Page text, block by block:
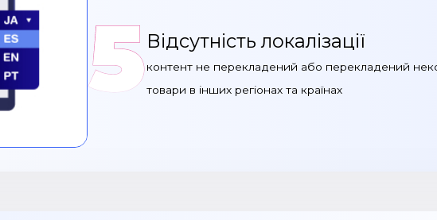
5Відсутність локалізації
контент не перекладений або перекладений
товари в інших регіонах та країнах